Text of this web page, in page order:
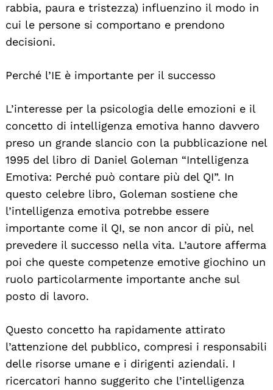
rabbia, paura e tristezza) influenzino il modo in
cui le persone si comportano e prendono
decisioni.
Perché l’IE è importante per il successo
L’interesse per la psicologia delle emozioni e il
concetto di intelligenza emotiva hanno davvero
preso un grande slancio con la pubblicazione nel
1995 del libro di Daniel Goleman “Intelligenza
Emotiva: Perché può contare più del QI”. In
questo celebre libro, Goleman sostiene che
l’intelligenza emotiva potrebbe essere
importante come il QI, se non ancor di più, nel
prevedere il successo nella vita. L’autore afferma
poi che queste competenze emotive giochino un
ruolo particolarmente importante anche sul
posto di lavoro.
Questo concetto ha rapidamente attirato
l’attenzione del pubblico, compresi i responsabili
delle risorse umane e i dirigenti aziendali. I
ricercatori hanno suggerito che l’intelligenza